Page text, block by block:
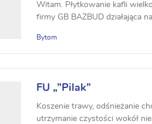
Witam. Płytkowanie kafli
firmy GB BAZBUD działająca
Bytom
FU „”Pilak”
Koszenie trawy, odśnieżanie
utrzymanie czystości wokół